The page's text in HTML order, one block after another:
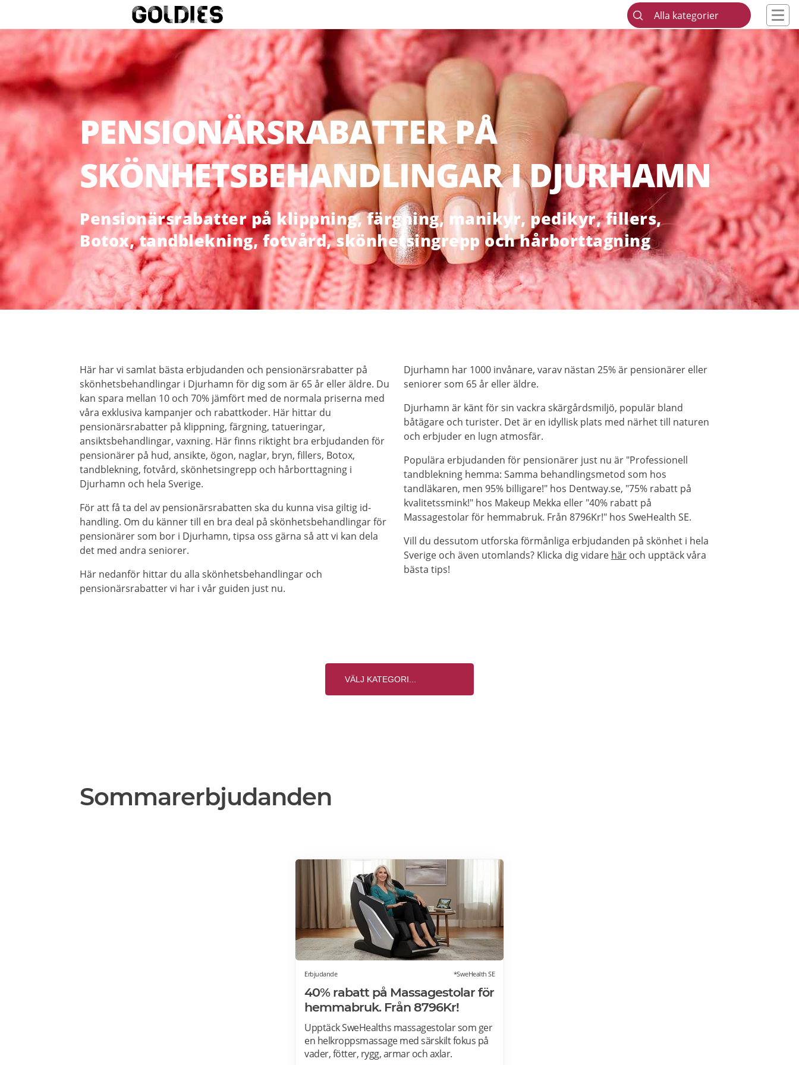
Alla kategorier
PENSIONÄRSRABATTER PÅ
SKÖNHETSBEHANDLINGAR I DJURHAMN
Pensionärsrabatter på klippning, färgning, manikyr, pedikyr, fillers,
Botox, tandblekning, fotvård, skönhetsingrepp och hårborttagning
Här har vi samlat bästa erbjudanden och pensionärsrabatter på
skönhetsbehandlingar i Djurhamn för dig som är 65 år eller äldre. Du
kan spara mellan 10 och 70% jämfört med de normala priserna med
våra exklusiva kampanjer och rabattkoder. Här hittar du
pensionärsrabatter på klippning, färgning, tatueringar,
ansiktsbehandlingar, vaxning. Här finns riktight bra erbjudanden för
pensionärer på hud, ansikte, ögon, naglar, bryn, fillers, Botox,
tandblekning, fotvård, skönhetsingrepp och hårborttagning i
Djurhamn och hela Sverige.
För att få ta del av pensionärsrabatten ska du kunna visa giltig id-
handling. Om du känner till en bra deal på skönhetsbehandlingar för
pensionärer som bor i Djurhamn, tipsa oss gärna så att vi kan dela
det med andra seniorer.
Här nedanför hittar du alla skönhetsbehandlingar och
pensionärsrabatter vi har i vår guiden just nu.
Djurhamn har 1000 invånare, varav nästan 25% är pensionärer eller
seniorer som 65 år eller äldre.
Djurhamn är känt för sin vackra skärgårdsmiljö, populär bland
båtägare och turister. Det är en idyllisk plats med närhet till naturen
och erbjuder en lugn atmosfär.
Populära erbjudanden för pensionärer just nu är "Professionell
tandblekning hemma: Samma behandlingsmetod som hos
tandläkaren, men 95% billigare!" hos Dentway.se, "75% rabatt på
kvalitetssmink!" hos Makeup Mekka eller "40% rabatt på
Massagestolar för hemmabruk. Från 8796Kr!" hos SweHealth SE.
Vill du dessutom utforska förmånliga erbjudanden på skönhet i hela
Sverige och även utomlands? Klicka dig vidare häroch upptäck våra
bästa tips!
Sommarerbjudanden
Erbjudande *SweHealth SE
40% rabatt på Massagestolar för
hemmabruk. Från 8796Kr!
Upptäck SweHealths massagestolar som ger
en helkroppsmassage med särskilt fokus på
vader, fötter, rygg, armar och axlar.